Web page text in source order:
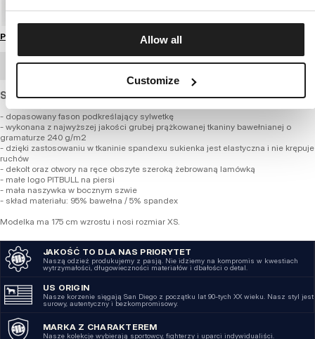
Allow all
Customize
Przewodnik po rozmiarach
ZAMÓWIENIE HURTOWE
Sukienka z bardzo grubej, prążkowanej bawełny.
- dopasowany fason podkreślający sylwetkę
- wykonana z najwyższej jakości grubej prążkowanej tkaniny bawełnianej o
gramaturze 240 g/m2
- dzięki zastosowaniu w tkaninie spandexu sukienka jest elastyczna i nie krępuje
ruchów
- dekolt oraz otwory na ręce obszyte szeroką żebrowaną lamówką
- małe logo PITBULL na piersi
- mała naszywka w bocznym szwie
- skład materiału: 95% bawełna / 5% spandex
Modelka ma 175 cm wzrostu i nosi rozmiar XS.
JAKOŚĆ TO DLA NAS PRIORYTET
Naszą odzież produkujemy z pasją. Nie idziemy na kompromis w kwestiach
wytrzymałości, długowieczności materiałów i dbałości o detal.
US ORIGIN
Nasze korzenie sięgają San Diego z początku lat 90-tych XX wieku. Nasz styl jest
surowy, autentyczny i bezkompromisowy.
MARKA Z CHARAKTEREM
Nasze kolekcje wybierają sportowcy, fighterzy i uparci indywidualiści.